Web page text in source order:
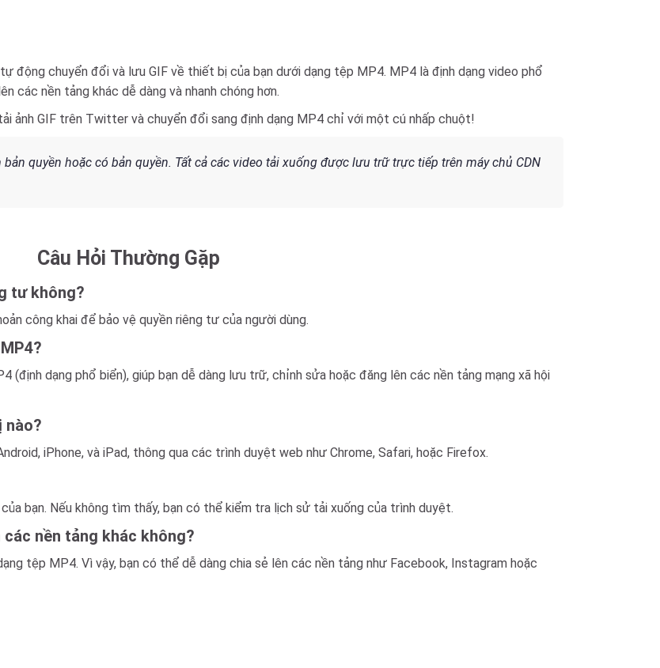
động chuyển đổi và lưu GIF về thiết bị của bạn dưới dạng tệp MP4. MP4 là định dạng video phổ
các nền tảng khác dễ dàng và nhanh chóng hơn.
ảnh GIF trên Twitter và chuyển đổi sang định dạng MP4 chỉ với một cú nhấp chuột!
quyền hoặc có bản quyền. Tất cả các video tải xuống được lưu trữ trực tiếp trên máy chủ CDN
Câu Hỏi Thường Gặp
tư không?
công khai để bảo vệ quyền riêng tư của người dùng.
(định dạng phổ biển), giúp bạn dễ dàng lưu trữ, chỉnh sửa hoặc đăng lên các nền tảng mạng xã hội
nào?
iPhone, và iPad, thông qua các trình duyệt web như Chrome, Safari, hoặc Firefox.
bạn. Nếu không tìm thấy, bạn có thể kiểm tra lịch sử tải xuống của trình duyệt.
nền tảng khác không?
tệp MP4. Vì vậy, bạn có thể dễ dàng chia sẻ lên các nền tảng như Facebook, Instagram hoặc